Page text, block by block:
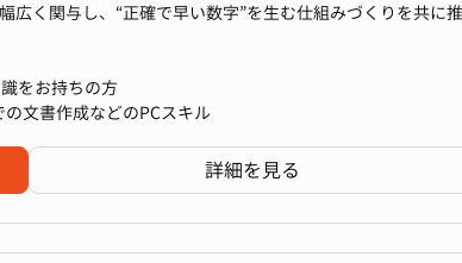
広く関与し、“正確で早い数字”を生む仕組みづくりを共に推
業務」または「決算・上場準備業務」いずれか（もしくは
業務フローを理解していただきながら、上場企業水準の経
をお持ちの方
文書作成などのPCスキル
詳細を見る